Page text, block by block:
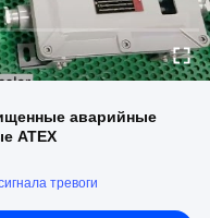
аварийные
ATEX
тревоги